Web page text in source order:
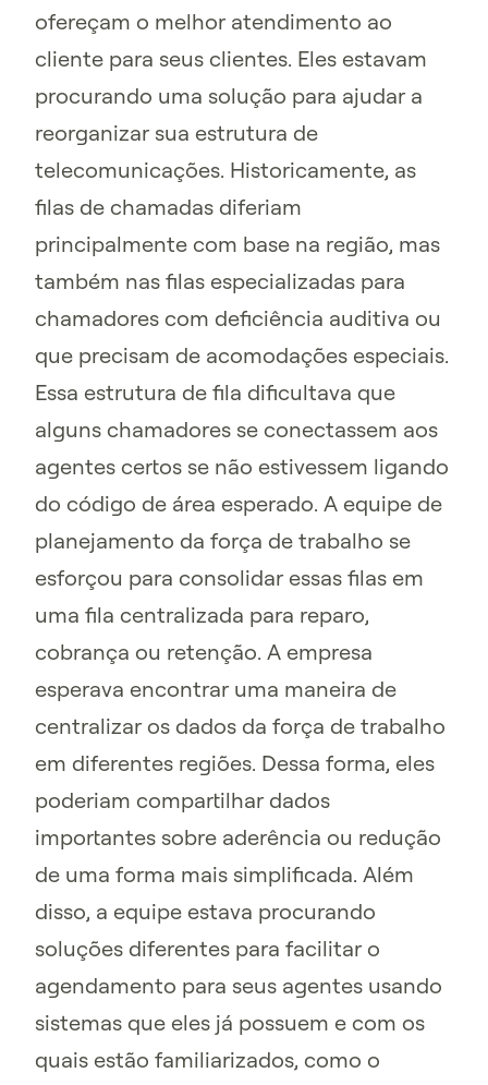
ofereçam o melhor atendimento ao
cliente para seus clientes. Eles estavam
procurando uma solução para ajudar a
reorganizar sua estrutura de
telecomunicações. Historicamente, as
filas de chamadas diferiam
principalmente com base na região, mas
também nas filas especializadas para
chamadores com deficiência auditiva ou
que precisam de acomodações especiais.
Essa estrutura de fila dificultava que
alguns chamadores se conectassem aos
agentes certos se não estivessem ligando
do código de área esperado. A equipe de
planejamento da força de trabalho se
esforçou para consolidar essas filas em
uma fila centralizada para reparo,
cobrança ou retenção. A empresa
esperava encontrar uma maneira de
centralizar os dados da força de trabalho
em diferentes regiões. Dessa forma, eles
poderiam compartilhar dados
importantes sobre aderência ou redução
de uma forma mais simplificada. Além
disso, a equipe estava procurando
soluções diferentes para facilitar o
agendamento para seus agentes usando
sistemas que eles já possuem e com os
quais estão familiarizados, como o